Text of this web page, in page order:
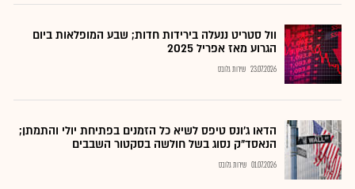
וול סטריט ננעלה בירידות חדות; שבע המופלאות ביום
הגרוע מאז אפריל 2025
23.07.2026 שירות גלובס
הדאו ג'ונס טיפס לשיא כל הזמנים בפתיחת יולי והתמתן;
הנאסד"ק נסוג בשל חולשה בסקטור השבבים
01.07.2026 שירות גלובס